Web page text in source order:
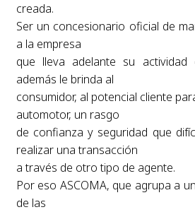
creada.
Ser un concesionario oficial de
a la empresa
que lleva adelante su actividad
además le brinda al
consumidor, al potencial cliente
automotor, un rasgo
de confianza y seguridad que
realizar una transacción
a través de otro tipo de agente.
Por eso ASCOMA, que agrupa a
de las